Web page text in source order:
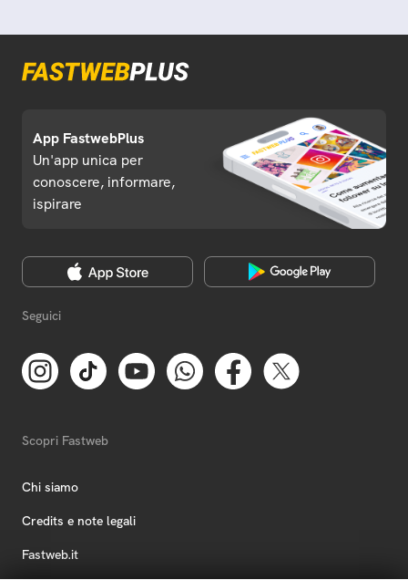
App FastwebPlus
Un'app unica per
conoscere, informare,
ispirare
Seguici
Scopri Fastweb
Chi siamo
Credits e note legali
Fastweb.it